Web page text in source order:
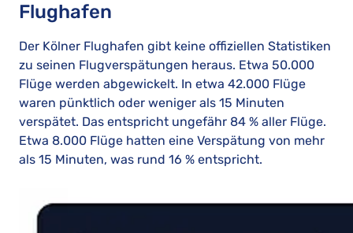
Flughafen
Der Kölner Flughafen gibt keine offiziellen Statistiken
zu seinen Flugverspätungen heraus. Etwa 50.000
Flüge werden abgewickelt. In etwa 42.000 Flüge
waren pünktlich oder weniger als 15 Minuten
verspätet. Das entspricht ungefähr 84 % aller Flüge.
Etwa 8.000 Flüge hatten eine Verspätung von mehr
als 15 Minuten, was rund 16 % entspricht.